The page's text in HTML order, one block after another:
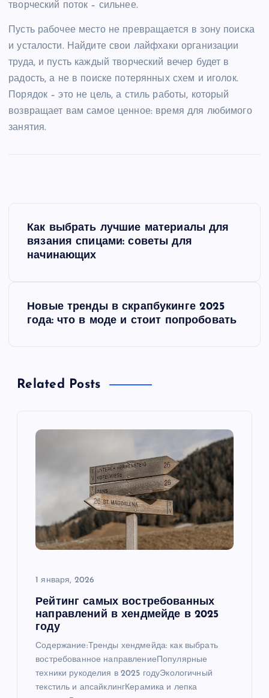
творческий поток – сильнее.
Пусть рабочее место не превращается в зону поиска
и усталости. Найдите свои лайфхаки организации
труда, и пусть каждый творческий вечер будет в
радость, а не в поиске потерянных схем и иголок.
Порядок – это не цель, а стиль работы, который
возвращает вам самое ценное: время для любимого
занятия.
ц
Как выбрать лучшие материалы для
вязания спицами: советы для
начинающих
Новые тренды в скрапбукинге 2025
года: что в моде и стоит попробовать
Related Posts
1 января, 2026
Рейтинг самых востребованных
направлений в хендмейде в 2025
году
Содержание:Тренды хендмейда: как выбрать
востребованное направлениеПопулярные
техники рукоделия в 2025 годуЭкологичный
текстиль и апсайклингКерамика и лепка